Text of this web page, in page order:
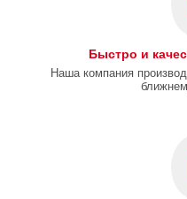
Быстро и
Наша компания